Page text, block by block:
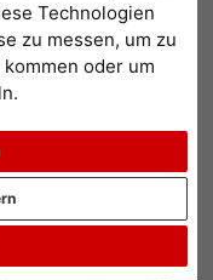
Technologien
zu messen, um zu
oder um